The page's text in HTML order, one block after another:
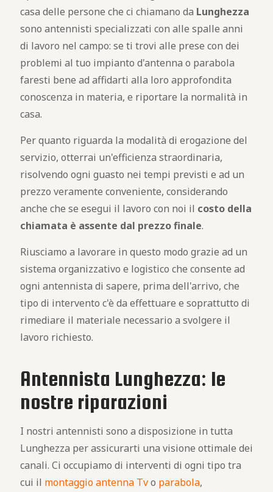
casa delle persone che ci chiamano da Lunghezza
sono antennisti specializzati con alle spalle anni
di lavoro nel campo: se ti trovi alle prese con dei
problemi al tuo impianto d'antenna o parabola
faresti bene ad affidarti alla loro approfondita
conoscenza in materia, e riportare la normalità in
casa.
Per quanto riguarda la modalità di erogazione del
servizio, otterrai un'efficienza straordinaria,
risolvendo ogni guasto nei tempi previsti e ad un
prezzo veramente conveniente, considerando
anche che se esegui il lavoro con noi il costo della
chiamata è assente dal prezzo finale.
Riusciamo a lavorare in questo modo grazie ad un
sistema organizzativo e logistico che consente ad
ogni antennista di sapere, prima dell'arrivo, che
tipo di intervento c'è da effettuare e soprattutto di
rimediare il materiale necessario a svolgere il
lavoro richiesto.
Antennista Lunghezza: le
nostre riparazioni
I nostri antennisti sono a disposizione in tutta
Lunghezza per assicurarti una visione ottimale dei
canali. Ci occupiamo di interventi di ogni tipo tra
cui il montaggio antenna Tvo parabola,